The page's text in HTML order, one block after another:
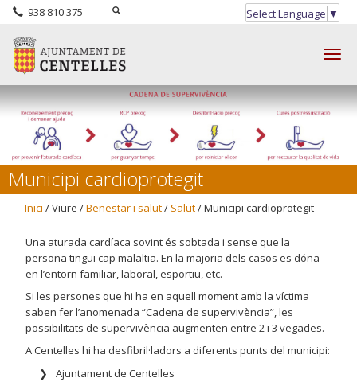
938 810 375 Select Language ▼
Municipi cardioprotegit
Inici / Viure /Benestar i salut/ Salut/ Municipi cardioprotegit
Una aturada cardíaca sovint és sobtada i sense que la
persona tingui cap malaltia. En la majoria dels casos es dóna
en l’entorn familiar, laboral, esportiu, etc.
Si les persones que hi ha en aquell moment amb la víctima
saben fer l’anomenada “Cadena de supervivència”, les
possibilitats de supervivència augmenten entre 2 i 3 vegades.
A Centelles hi ha desfibril·ladors a diferents punts del municipi:
Ajuntament de Centelles